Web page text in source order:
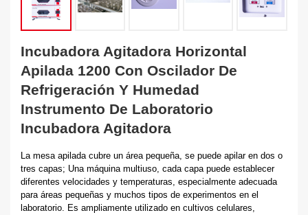
Incubadora Agitadora Horizontal
Apilada 1200 Con Oscilador De
Refrigeración Y Humedad
Instrumento De Laboratorio
Incubadora Agitadora
La mesa apilada cubre un área pequeña, se puede apilar en dos o
tres capas; Una máquina multiuso, cada capa puede establecer
diferentes velocidades y temperaturas, especialmente adecuada
para áreas pequeñas y muchos tipos de experimentos en el
laboratorio. Es ampliamente utilizado en cultivos celulares,